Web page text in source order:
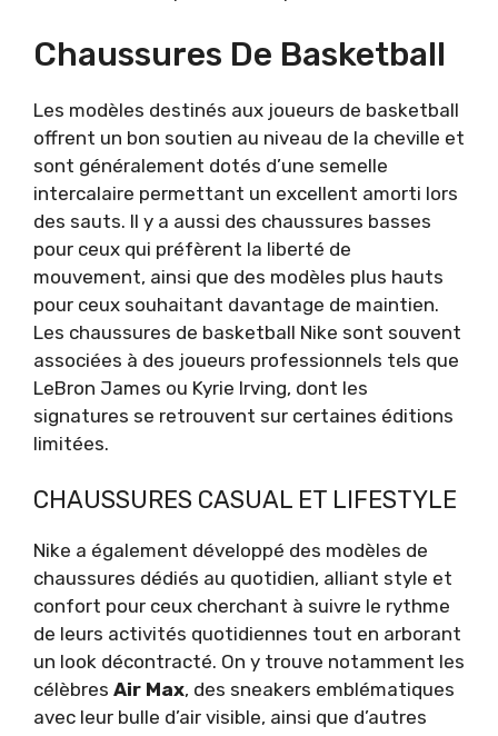
Chaussures De Basketball
Les modèles destinés aux joueurs de basketball
offrent un bon soutien au niveau de la cheville et
sont généralement dotés d’une semelle
intercalaire permettant un excellent amorti lors
des sauts. Il y a aussi des chaussures basses
pour ceux qui préfèrent la liberté de
mouvement, ainsi que des modèles plus hauts
pour ceux souhaitant davantage de maintien.
Les chaussures de basketball Nike sont souvent
associées à des joueurs professionnels tels que
LeBron James ou Kyrie Irving, dont les
signatures se retrouvent sur certaines éditions
limitées.
CHAUSSURES CASUAL ET LIFESTYLE
Nike a également développé des modèles de
chaussures dédiés au quotidien, alliant style et
confort pour ceux cherchant à suivre le rythme
de leurs activités quotidiennes tout en arborant
un look décontracté. On y trouve notamment les
célèbres Air Max, des sneakers emblématiques
avec leur bulle d’air visible, ainsi que d’autres